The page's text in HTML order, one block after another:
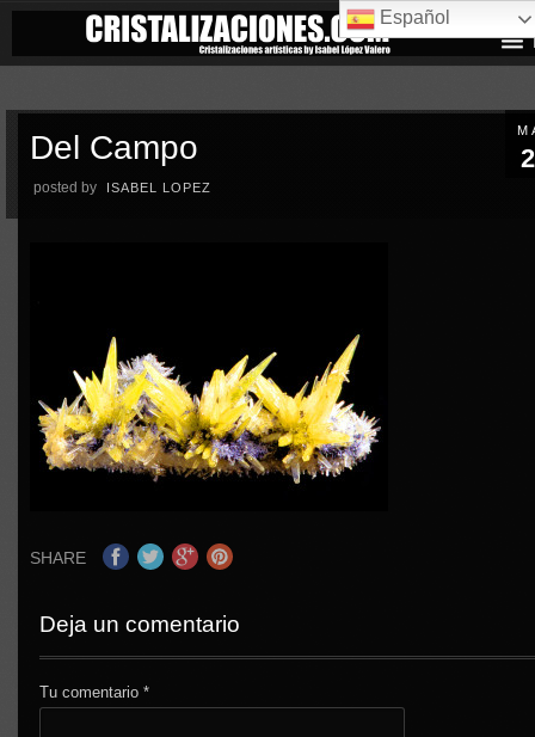
Del Campo
posted by ISABEL LOPEZ
SHARE
Deja un comentario
Tu comentario*
Español